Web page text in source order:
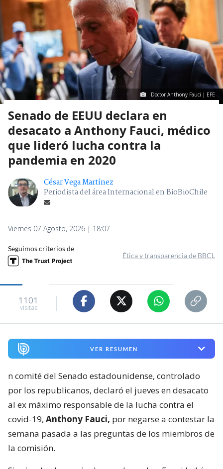
Doctor Anthony Fauci | EFE
Senado de EEUU declara en
desacato a Anthony Fauci, médico
que lideró lucha contra la
pandemia en 2020
César Vega Martínez
Periodista del área Internacional en BioBioChile
Viernes 07 Agosto, 2026 | 18:07
Seguimos criterios de
Ética y transparencia de BBCL
1101
visitas
VER RESUMEN
n comité del Senado estadounidense, controlado
por los republicanos, declaró el jueves en desacato
al ex máximo responsable de la lucha contra el
covid-19, Anthony Fauci, por negarse a contestar la
semana pasada a las preguntas de los miembros de
la comisión.